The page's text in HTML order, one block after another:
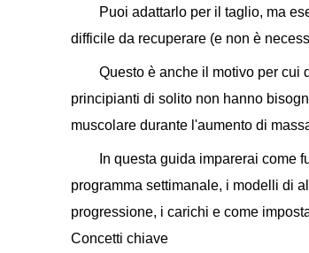
Puoi adattarlo per il taglio, ma
difficile da recuperare (e non è
Questo è anche il motivo per cui
principianti di solito non hanno
muscolare durante l'aumento di
In questa guida imparerai come
programma settimanale, i modelli di
progressione, i carichi e come
Concetti chiave